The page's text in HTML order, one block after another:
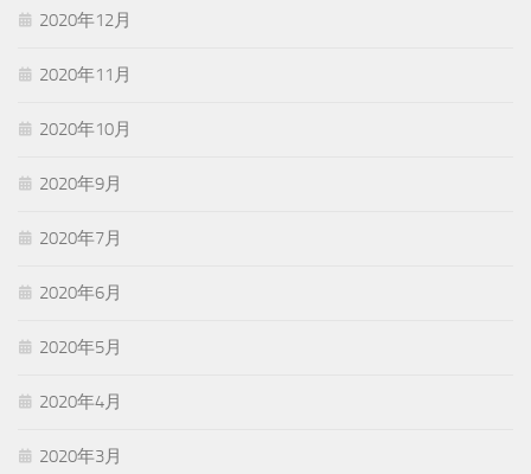
2020年12月
2020年11月
2020年10月
2020年9月
2020年7月
2020年6月
2020年5月
2020年4月
2020年3月